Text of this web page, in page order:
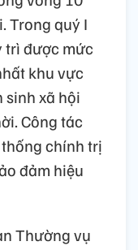
Trong quý I
trì được mức
khu vực
sinh xã hội
Công tác
chính trị
đảm hiệu
Thường vụ